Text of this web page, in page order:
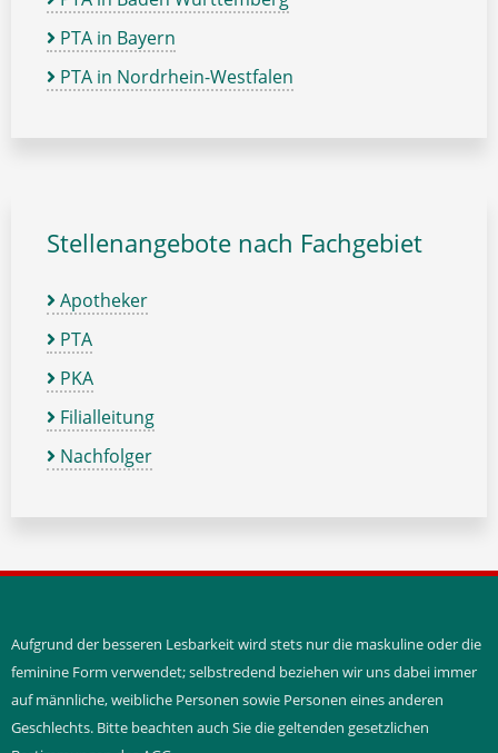
PTA in Bayern
PTA in Nordrhein-Westfalen
Stellenangebote nach Fachgebiet
Apotheker
PTA
PKA
Filialleitung
Nachfolger
Aufgrund der besseren Lesbarkeit wird stets nur die maskuline oder die
feminine Form verwendet; selbstredend beziehen wir uns dabei immer
auf männliche, weibliche Personen sowie Personen eines anderen
Geschlechts. Bitte beachten auch Sie die geltenden gesetzlichen